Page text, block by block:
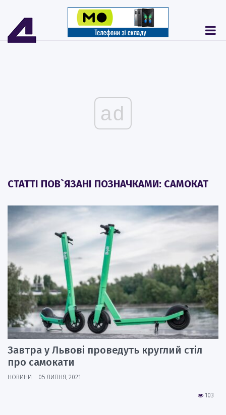
ad
СТАТТІ ПОВ`ЯЗАНІ ПОЗНАЧКАМИ: САМОКАТ
Завтра у Львові проведуть круглий стіл
про самокати
НОВИНИ 05 ЛИПНЯ, 2021
103